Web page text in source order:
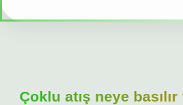
Çoklu atış neye basılır